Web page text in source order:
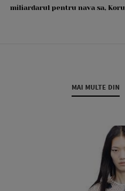
miliardarul pentru nava sa, Koru
MAI MULTE DIN